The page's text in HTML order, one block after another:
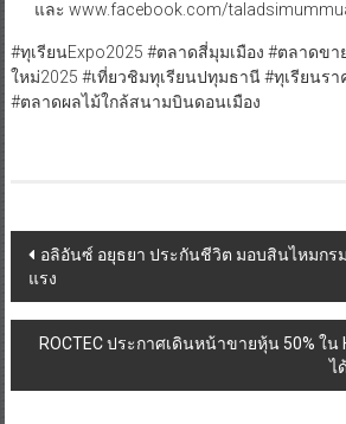
และ www.facebook.com/
#ทุเรียนExpo2025 #ตลาดสี่มุมเมือง #ตลาดข
ใหม่2025 #เที่ยวชิมทุเรียนปทุมธานี #ทุเรียนร
#ตลาดผลไม้ใกล้สนามบินดอนเมือง
Post
navigation
อลิอันซ์ อยุธยา ประกันชีวิต มอบสินไหมกร
แรง
ROCTEC ประกาศเดินหน้าขายหุ้น 50% ใน
ไ